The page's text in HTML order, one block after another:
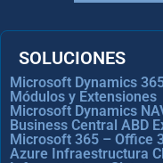
SOLUCIONES
Microsoft Dynamics
Módulos y Extensiones
Microsoft Dynamics
Business Central ABD
Microsoft 365 – Office
Azure Infraestructura